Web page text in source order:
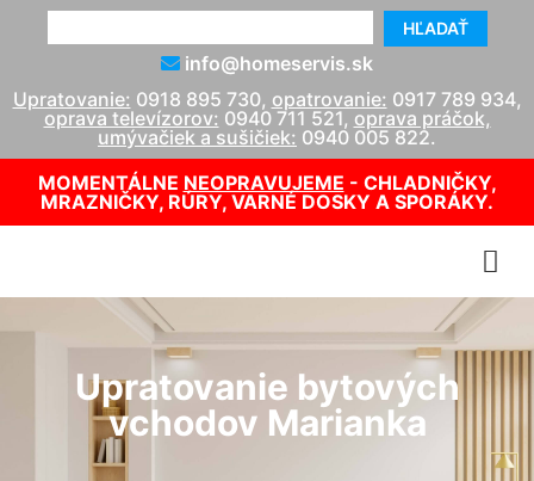
HĽADAŤ
info@homeservis.sk
Upratovanie: 0918 895 730, opatrovanie: 0917 789 934,
oprava televízorov: 0940 711 521, oprava práčok,
umývačiek a sušičiek: 0940 005 822.
MOMENTÁLNE NEOPRAVUJEME - CHLADNIČKY,
MRAZNIČKY, RÚRY, VARNÉ DOSKY A SPORÁKY.
Upratovanie bytových
vchodov Marianka